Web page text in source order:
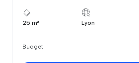
25 m² Lyon
Budget